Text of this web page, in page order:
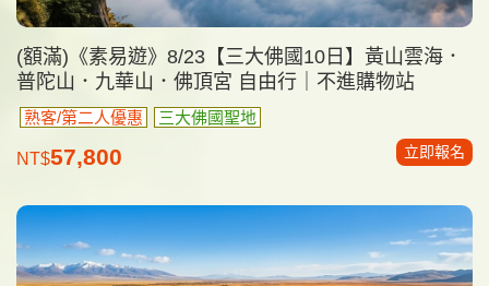
(額滿)《素易遊》8/23【三大佛國10日】黃山雲海．
普陀山．九華山．佛頂宮 自由行｜不進購物站
熟客/第二人優惠 三大佛國聖地
NT$57,800 立即報名